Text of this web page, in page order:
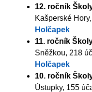
12. ročník
Kašperské
Holčapek
11. ročník
Sněžkou, 218
Holčapek
10. ročník
Ústupky, 155